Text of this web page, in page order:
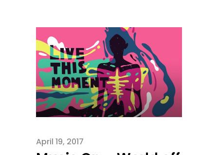
April 19, 2017